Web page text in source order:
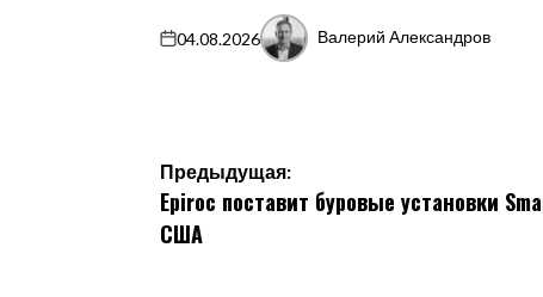
on
04.08.2026
Запись
Валерий Александров
Навигация
по
Предыдущая:
Epiroc поставит буровые установки
США